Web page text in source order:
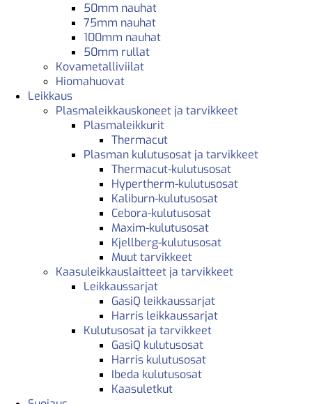
50mm nauhat
75mm nauhat
100mm nauhat
50mm rullat
Kovametalliviilat
Hiomahuovat
Leikkaus
Plasmaleikkauskoneet ja tarvikkeet
Plasmaleikkurit
Thermacut
Plasman kulutusosat ja tarvikkeet
Thermacut-kulutusosat
Hypertherm-kulutusosat
Kaliburn-kulutusosat
Cebora-kulutusosat
Maxim-kulutusosat
Kjellberg-kulutusosat
Muut tarvikkeet
Kaasuleikkauslaitteet ja tarvikkeet
Leikkaussarjat
GasiQ leikkaussarjat
Harris leikkaussarjat
Kulutusosat ja tarvikkeet
GasiQ kulutusosat
Harris kulutusosat
Ibeda kulutusosat
Kaasuletkut